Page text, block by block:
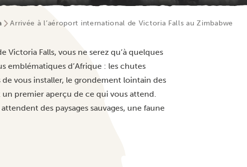
Arrivée à l’aéroport international de Victoria Falls au Zimbabwe
Victoria Falls, vous ne serez qu’à quelques
emblématiques d’Afrique : les chutes
vous installer, le grondement lointain des
premier aperçu de ce qui vous attend.
des paysages sauvages, une faune